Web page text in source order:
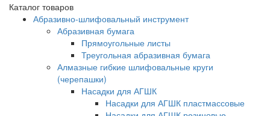
Каталог товаров
Абразивно-шлифовальный инструмент
Абразивная бумага
Прямоугольные листы
Треугольная абразивная бумага
Алмазные гибкие шлифовальные круги
(черепашки)
Насадки для АГШК
Насадки для АГШК пластмассовые